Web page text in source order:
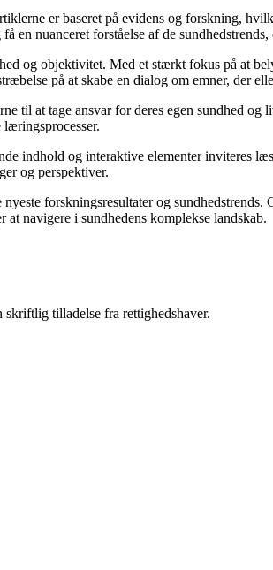
er baseret på evidens og forskning,
nuanceret forståelse af de
og objektivitet. Med et stærkt fokus på at
på at skabe en dialog om emner, der
til at tage ansvar for deres egen sundhed og
indhold og interaktive elementer inviteres
og perspektiver.
forskningsresultater og sundhedstrends.
navigere i sundhedens komplekse landskab.
tilladelse fra rettighedshaver.